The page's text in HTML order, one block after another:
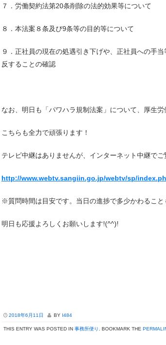
７．労働契約法第20条削除の法的効果等について
８．本法案８条及び9条等の目的等について
９．正社員の現在の処遇引き下げや、正社員への手
反することの確認
なお、明日も「パワハラ規制法案」について、厚生
こちらも全力で頑張ります！
テレビ中継はありませんが、インターネット中継でご
http://www.webtv.sangiin.go.jp/webtv/sp/
※質問時間は目安です。当日の進捗で多少かわること
明日も応援よろしくお願いします!(^^)!
2018年6月11日 BY I484
THIS ENTRY WAS POSTED IN 事務所便り . BOOKMARK THE